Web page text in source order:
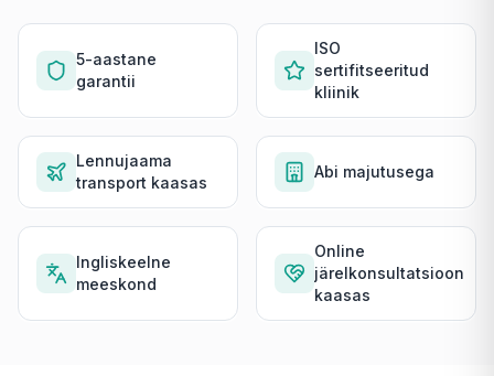
5-aastane
garantii
ISO
sertifitseeritud
kliinik
Lennujaama
transport kaasas
Abi majutusega
Ingliskeelne
meeskond
Online
järelkonsultatsioon
kaasas